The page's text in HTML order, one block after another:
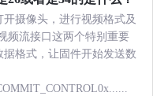
摄像头，进行视频格式及
频流接口这两个特别重要
格式，让固件开始发送数